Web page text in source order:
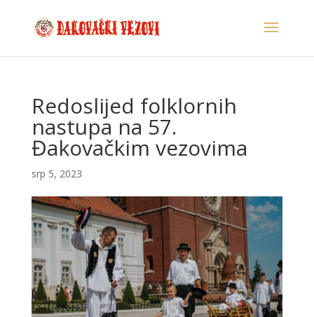
Redoslijed folklornih
nastupa na 57.
Đakovačkim vezovima
srp 5, 2023